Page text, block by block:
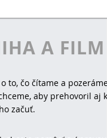
A FILM
to, čo čítame a
aby prehovoril aj
začuť.